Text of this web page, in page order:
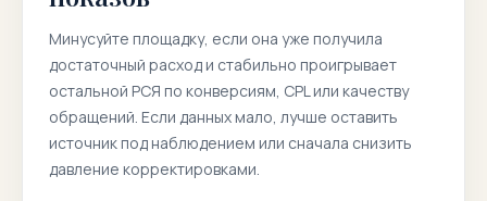
Минусуйте площадку, если она уже получила
достаточный расход и стабильно проигрывает
остальной РСЯ по конверсиям, CPL или качеству
обращений. Если данных мало, лучше оставить
источник под наблюдением или сначала снизить
давление корректировками.